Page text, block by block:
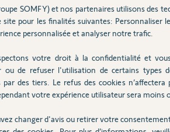
Participer au fil de
être raccordés à des BSO avec
1811131, si vous n'avez pas de
alimentation, vous auriez du vous
: 1811132). Si vous ne pouvez pas
de ces connecteurs avec le kit
SOMFY) et nos partenaires utilisons des
site pour les finalités suivantes: Personnaliser
personnalisée et analyser notre trafic.
votre droit à la confidentialité et
ou de refuser l'utilisation de certains types
par des tiers. Le refus des cookies
votre expérience utilisateur sera moins
changer d'avis ou retirer votre